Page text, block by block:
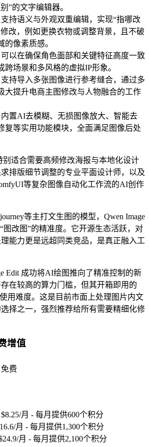
”的文字编辑器。
支持语义与外观双重编辑，实现“指哪改
改，例如更换衣物或调整背景，且不破
的像素质感。
可以在确保角色面部和关键特征高度一致
跨场景和多风格的虚拟IP形象。
支持导入多张图像进行参考缝合，通过多
大提升电商主图修改与人物融合的工作
内置AI去模糊、无损图像放大、智能去
复等实用功能模块，全面满足图像后处
别适合需要高频修改海报与本地化设计
排版细节调整的专业平面设计师，以及
等复杂图像自动化工作流的AI创作
等主打文生图的模型，Qwen Image
图改图”的精准度。它开源生态活跃，对
能力更是远超同类竞品，是真正融入工
Edit 成功将AI绘图推向了精准控制的新
在较高的算力门槛，但其开箱即用的
用难度。这是目前市面上处理图片内文
择之一，强烈推荐给所有需要精细化修
增值
费
$8.25/月 - 每月提供600个积分
月 - 每月提供1,300个积分
月 - 每月提供2,100个积分